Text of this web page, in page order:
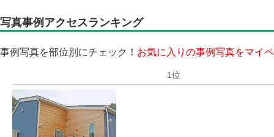
写真事例アクセスランキング
事例写真を部位別にチェック！ お気に入りの事例写真をマイ